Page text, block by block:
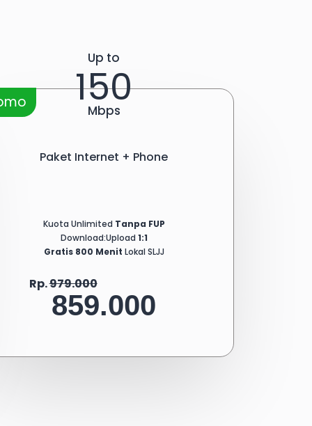
Up to
150
Mbps
Paket Internet + Phone
Kuota Unlimited Tanpa FUP
Download:Upload 1:1
Gratis 800 Menit Lokal SLJJ
Rp.979.000
859.000